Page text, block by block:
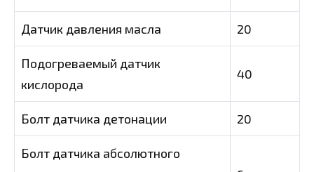
Датчик давления масла 20
Подогреваемый датчик
кислорода
40
Болт датчика детонации 20
Болт датчика абсолютного